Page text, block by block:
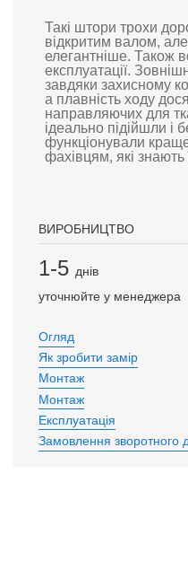
Такі штори трохи
відкритим валом,
елегантніше. Також
експлуатації.
завдяки захисному
а плавність ходу
направляючих для
ідеально підійшли і
функціонували
фахівцям, які знають
ВИРОБНИЦТВО
1-5 днів
уточнюйте у менеджера
Огляд
Як зробити замір
Монтаж
Монтаж
Експлуатація
Замовлення зворотного